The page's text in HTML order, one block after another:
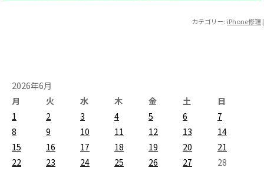
カテゴリー: iPhone修理|
2026年6月
月
火 水 木 金 土
日
1
2 3 4 5 6
7
8
9 10 11 12 13
14
15
16 17 18 19 20
21
22
23 24 25 26 27
28